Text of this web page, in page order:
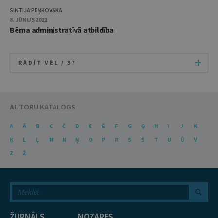
SINTIJA PEŅKOVSKA
8. JŪNIJS 2021
Bērna administratīvā atbildība
RĀDĪT VĒL / 37
AUTORU KATALOGS
A Ā B C Č D E Ē F G Ģ H I J
K
Ķ
L Ļ M N Ņ O P R S Š T U Ū
V
Z
Ž